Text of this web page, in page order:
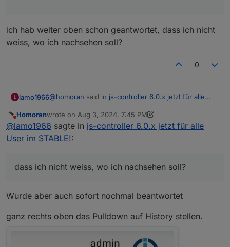
ich hab weiter oben schon geantwortet, dass ich nicht
weiss, wo ich nachsehen soll?
0
L lamo1966@homoran said in js-controller 6.0.x jetzt für alle
@lamo1966sagte injs-controller 6.0.x jetzt für
alle User im STABLE!
alle User im STABLE!:
werden die Datenpunkte gelistet, wenn du
ich hab weiter oben schon geantwortet, dass ich
Do not disturb
Homoranwrote on Aug 3, 2024, 7:45 PM
last edited by HomoranAug 3, 2024, 9:47 PM
@lamo1966 sagte in js-controller 6.0.x jetzt für alle
User im STABLE!:
dass ich nicht weiss, wo ich nachsehen soll?
Wurde aber auch sofort nochmal beantwortet
ganz rechts oben das Pulldown auf History stellen.